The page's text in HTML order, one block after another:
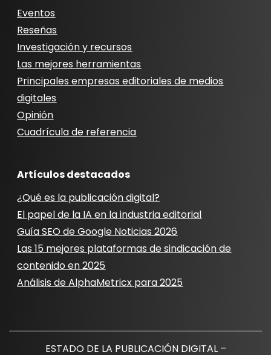
Eventos
Reseñas
Investigación y recursos
Las mejores herramientas
Principales empresas editoriales de medios
digitales
Opinión
Cuadrícula de referencia
Artículos destacados
¿Qué es la publicación digital?
El papel de la IA en la industria editorial
Guía SEO de Google Noticias 2026
Las 15 mejores plataformas de sindicación de
contenido en 2025
Análisis de AlphaMetricx para 2025
ESTADO DE LA PUBLICACIÓN DIGITAL –